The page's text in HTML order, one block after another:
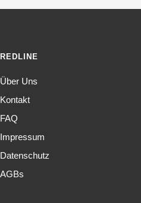
REDLINE
Über Uns
Kontakt
FAQ
Impressum
Datenschutz
AGBs